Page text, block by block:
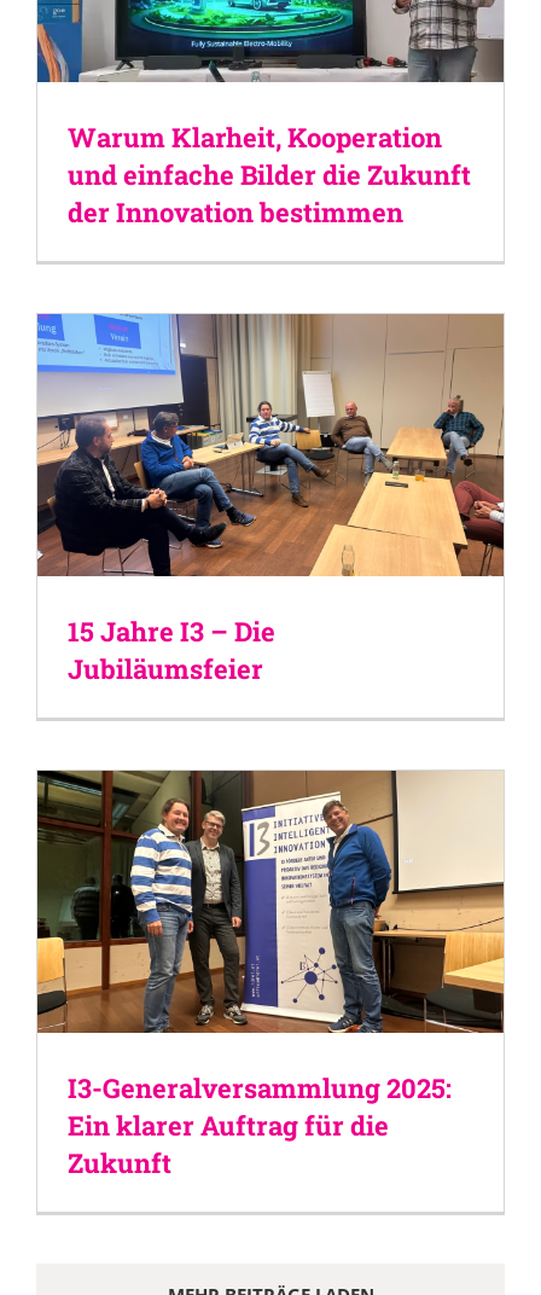
Warum Klarheit, Kooperation
und einfache Bilder die Zukunft
der Innovation bestimmen
15 Jahre I3 – Die
Jubiläumsfeier
I3-Generalversammlung 2025:
Ein klarer Auftrag für die
Zukunft